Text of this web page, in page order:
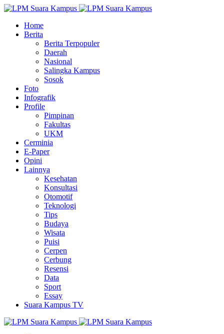
Home
Berita
Berita Terpopuler
Daerah
Nasional
Salingka Kampus
Sosok
Foto
Infografik
Profile
Pimpinan
Fakultas
UKM
Cerminia
E-Paper
Opini
Lainnya
Kesehatan
Konsultasi
Otomotif
Teknologi
Tips
Budaya
Wisata
Puisi
Cerpen
Cerbung
Resensi
Data
Sport
Essay
Suara Kampus TV